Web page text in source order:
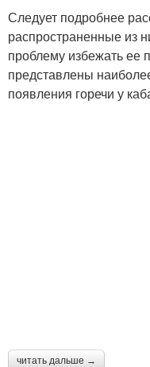
Следует подробнее
распространенные из
проблему избежать
представлены
появления горечи у
читать дальше →